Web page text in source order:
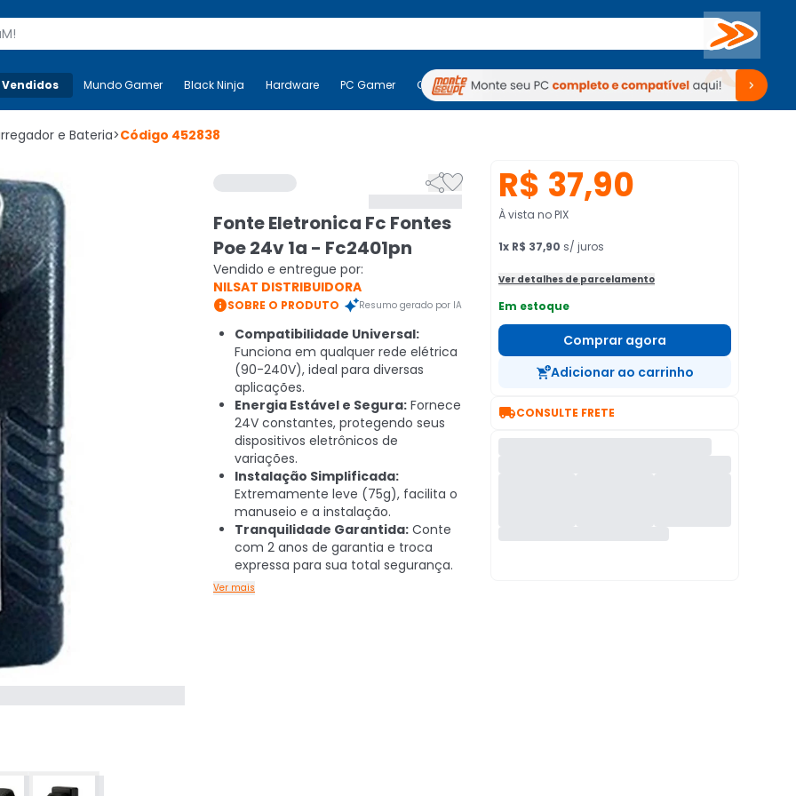
Buscar
Mais-v- Mundo Gamer Black Ninja Hardware PC Gamer Computadores Periféricos TV Venda no KaBuM!
Mundo Gamer Black Ninja Hardware PC Gamer Computadores Periféricos TV Venda no KaBuM!
e Bateria>Código 452838

Fonte Eletronica Fc Fontes
Poe 24v 1a - Fc2401pn
Vendido e entregue por:
NILSAT DISTRIBUIDORA
SOBRE O PRODUTO Resumo gerado por IA
Compatibilidade Universal:
Funciona em qualquer rede elétrica
(90-240V), ideal para diversas
aplicações.
Energia Estável e Segura: Fornece
24V constantes, protegendo seus
dispositivos eletrônicos de
variações.
Instalação Simplificada:
Extremamente leve (75g), facilita o
manuseio e a instalação.
Tranquilidade Garantida: Conte
com 2 anos de garantia e troca
expressa para sua total segurança.
Ver mais
R$ 37,90
À vista no PIX
1x R$ 37,90 s/ juros
Ver detalhes de parcelamento
Em estoque
Comprar agora
Adicionar ao carrinho
CONSULTE FRETE